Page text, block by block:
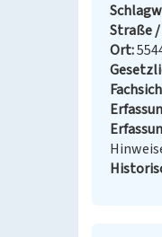
Straße
Ort